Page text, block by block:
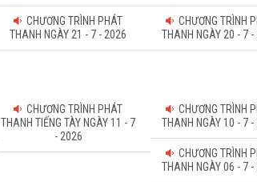
CHƯƠNG TRÌNH PHÁT
THANH NGÀY 21 - 7 - 2026
CHƯƠNG TRÌNH
THANH NGÀY 20 - 7 -
CHƯƠNG TRÌNH PHÁT
THANH TIẾNG TÀY NGÀY 11 - 7
- 2026
CHƯƠNG TRÌNH
THANH NGÀY 10 - 7 -
CHƯƠNG TRÌNH
THANH NGÀY 06 - 7 -